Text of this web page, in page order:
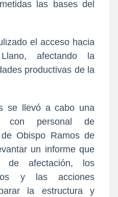
las bases del
el acceso hacia
afectando la
productivas de la
se llevó a cabo una
con personal de
Obispo Ramos de
un informe que
de afectación, los
y las acciones
la estructura y